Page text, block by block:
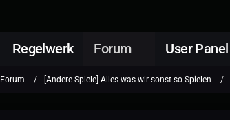
Regelwerk Forum User Panel
Forum [Andere Spiele] Alles was wir sonst so Spielen